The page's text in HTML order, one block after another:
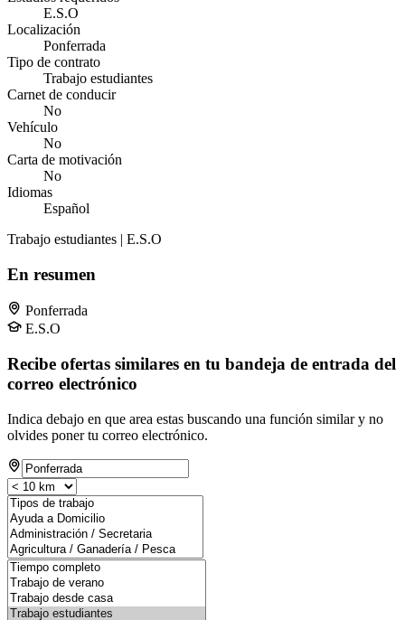
E.S.O
Localización
Ponferrada
Tipo de contrato
Trabajo estudiantes
Carnet de conducir
No
Vehículo
No
Carta de motivación
No
Idiomas
Español
Trabajo estudiantes | E.S.O
En resumen
Ponferrada
E.S.O
Recibe ofertas similares en tu bandeja de entrada del
correo electrónico
Indica debajo en que area estas buscando una función similar y no
olvides poner tu correo electrónico.